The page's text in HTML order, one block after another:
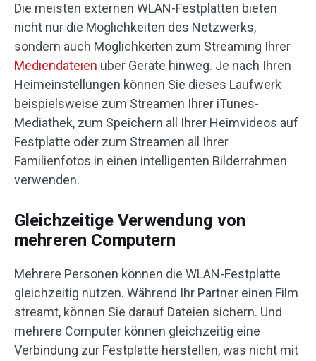
Die meisten externen WLAN-Festplatten bieten
nicht nur die Möglichkeiten des Netzwerks,
sondern auch Möglichkeiten zum Streaming Ihrer
Mediendateien über Geräte hinweg. Je nach Ihren
Heimeinstellungen können Sie dieses Laufwerk
beispielsweise zum Streamen Ihrer iTunes-
Mediathek, zum Speichern all Ihrer Heimvideos auf
Festplatte oder zum Streamen all Ihrer
Familienfotos in einen intelligenten Bilderrahmen
verwenden.
Gleichzeitige Verwendung von
mehreren Computern
Mehrere Personen können die WLAN-Festplatte
gleichzeitig nutzen. Während Ihr Partner einen Film
streamt, können Sie darauf Dateien sichern. Und
mehrere Computer können gleichzeitig eine
Verbindung zur Festplatte herstellen, was nicht mit